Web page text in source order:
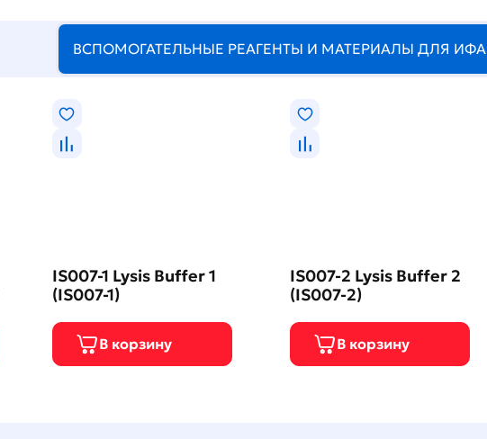
ВСПОМОГАТЕЛЬНЫЕ РЕАГЕНТЫ И МАТЕРИАЛЫ ДЛЯ ИФА
IS007-1 Lysis Buffer 1
(IS007-1)
IS007-2 Lysis Buffer 2
(IS007-2)